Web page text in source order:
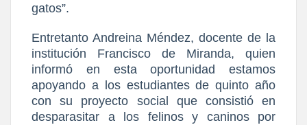
gatos”.
Entretanto Andreina Méndez, docente de la
institución Francisco de Miranda, quien
informó en esta oportunidad estamos
apoyando a los estudiantes de quinto año
con su proyecto social que consistió en
desparasitar a los felinos y caninos por